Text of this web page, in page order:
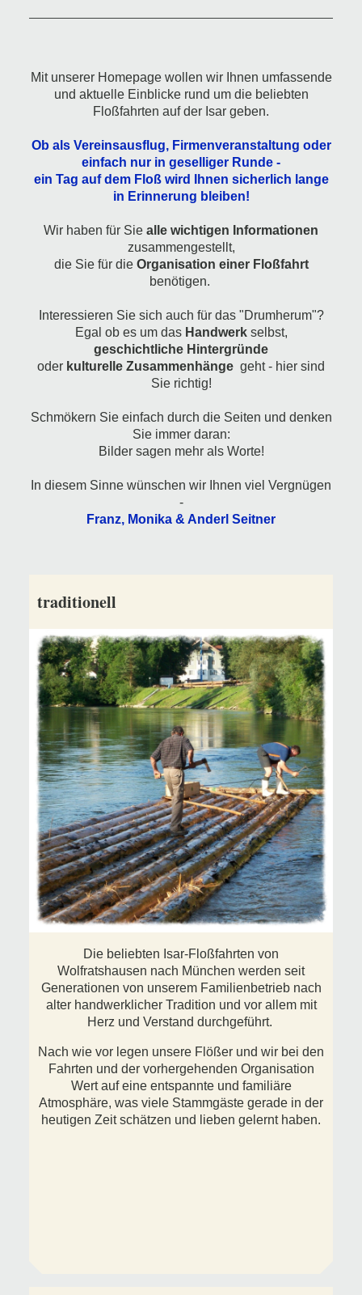
Mit unserer Homepage wollen wir Ihnen umfassende
und aktuelle Einblicke rund um die beliebten
Floßfahrten auf der Isar geben.
Ob als Vereinsausflug, Firmenveranstaltung oder
einfach nur in geselliger Runde -
ein Tag auf dem Floß wird Ihnen sicherlich lange
in Erinnerung bleiben!
Wir haben für Sie alle wichtigen Informationen
zusammengestellt,
die Sie für die Organisation einer Floßfahrt
benötigen.
Interessieren Sie sich auch für das "Drumherum"?
Egal ob es um das Handwerkselbst,
geschichtliche Hintergründe
oder kulturelle Zusammenhänge geht - hier sind
Sie richtig!
Schmökern Sie einfach durch die Seiten und denken
Sie immer daran:
Bilder sagen mehr als Worte!
In diesem Sinne wünschen wir Ihnen viel Vergnügen
-
Franz, Monika & Anderl Seitner
traditionell
Die beliebten Isar-Floßfahrten von
Wolfratshausen nach München werden seit
Generationen von unserem Familienbetrieb nach
alter handwerklicher Tradition und vor allem mit
Herz und Verstand durchgeführt.
Nach wie vor legen unsere Flößer und wir bei den
Fahrten und der vorhergehenden Organisation
Wert auf eine entspannte und familiäre
Atmosphäre, was viele Stammgäste gerade in der
heutigen Zeit schätzen und lieben gelernt haben.